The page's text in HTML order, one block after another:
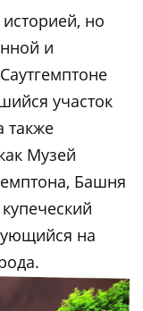
но
и
участок
также
Музей
Башня
на